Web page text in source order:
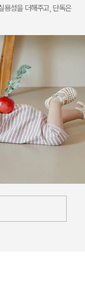
용성을 더해주고, 단독은